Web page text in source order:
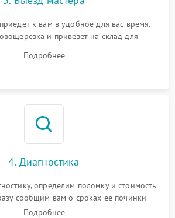
к вам в удобное для вас время.
и привезет на склад для
Подробнее
4. Диагностика
определим поломку и стоимость
сообщим вам о сроках ее починки
Подробнее